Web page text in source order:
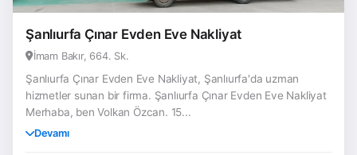
Şanlıurfa Çınar Evden Eve Nakliyat
İmam Bakır, 664. Sk.
Şanlıurfa Çınar Evden Eve Nakliyat, Şanlıurfa'da uzman
hizmetler sunan bir firma. Şanlıurfa Çınar Evden Eve Nakliyat
Merhaba, ben Volkan Özcan. 15...
Devamı